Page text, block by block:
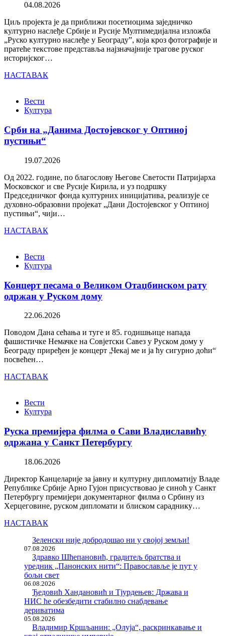
04.08.2026
Циљ пројекта је да приближи посетиоцима заједничко
културно наслеђе Србије и Русије Мултимедијална изложба
„Руско културно наслеђе у Београду”, која кроз фотографије и
пратеће текстове представља најзначајније трагове руског
историјског…
НАСТАВАК
Вести
Култура
Срби на „Данима Достојевског у Оптиној
пустињи“
19.07.2026
Од 2022. године, по благослову Његове Светости Патријарха
Московског и све Русије Кирила, и уз подршку
Председничког фонда културних иницијатива, реализује се
духовно-образовни пројекат „Дани Достојевског у Оптиној
пустињи“, чији…
НАСТАВАК
Вести
Култура
Концерт песама о Великом Отаџбинском рату
одржан у Руском дому
22.06.2026
Поводом Дана сећања и туге и 85. годишњице напада
фашистичке Немачке на Совјетски Савез у Руском дому у
Београду приређен је концерт „Чекај ме и ја ћу сигурно доћи“
посвећен…
НАСТАВАК
Вести
Култура
Руска премијера филма о Сави Владиславићу
одржана у Санкт Петербургу
18.06.2026
Директор Канцеларије за јавну и културну дипломатију Владе
Републике Србије Арно Гујон присуствовао је синоћ у Санкт
Петербургу премијери документарног филма о Србину из
Херцеговине, руском дипломати и блиском сараднику…
НАСТАВАК
Зеленски није добродошао ни у својој земљи!
07.08.2026
Здравко Шћепановић, градитељ братства и
уредник „Панонских нити“: Православље је пут у
бољи свет
06.08.2026
Ђедовић Хандановић и Тјурдењев: Држава и
НИС ће обезбедити стабилно снабдевање
дериватима
05.08.2026
Владимир Кршљанин: „Олуја“, раскринкавање и